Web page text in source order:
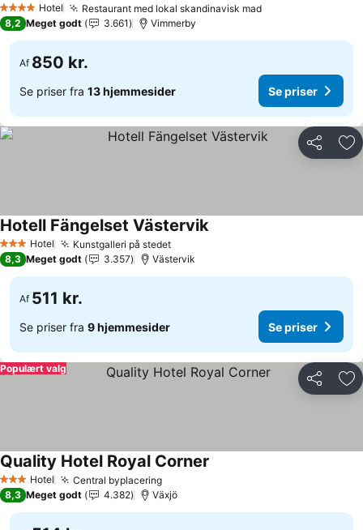
4 StjernerHotel Restaurant med lokal skandinavisk mad
8,2 Meget godt 3.661 Vimmerby
Af 850 kr.
Se priser fra 13 hjemmesider Se priser
Del
3 StjernerHotel Kunstgalleri på stedet
Hotell Fängelset Västervik
8,3 Meget godt 3.357 Västervik
Af 511 kr.
Se priser fra 9 hjemmesider Se priser
Del
Populært valg
3 StjernerHotel Central byplacering
Quality Hotel Royal Corner
8,3 Meget godt 4.382 Växjö